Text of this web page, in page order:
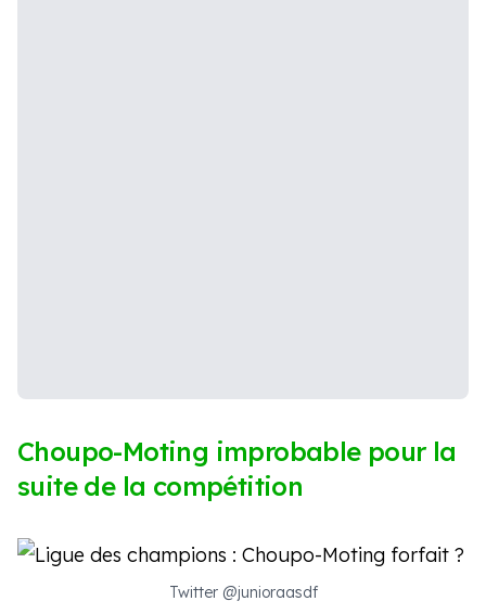
Choupo-Moting improbable pour la
suite de la compétition
Twitter @junioraasdf